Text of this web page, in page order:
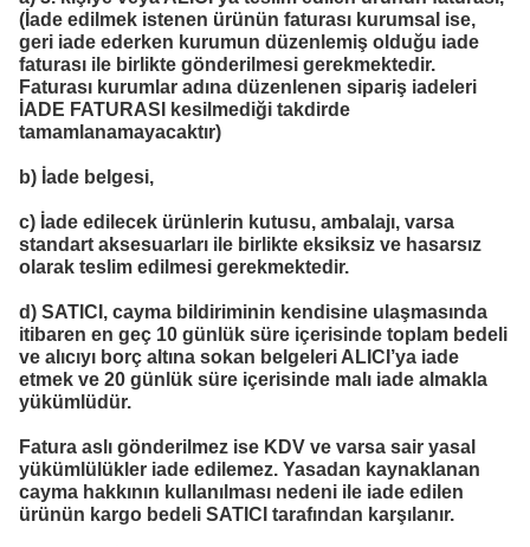
(İade edilmek istenen ürünün faturası kurumsal ise,
geri iade ederken kurumun düzenlemiş olduğu iade
faturası ile birlikte gönderilmesi gerekmektedir.
Faturası kurumlar adına düzenlenen sipariş iadeleri
İADE FATURASI kesilmediği takdirde
tamamlanamayacaktır)
b) İade belgesi,
c) İade edilecek ürünlerin kutusu, ambalajı, varsa
standart aksesuarları ile birlikte eksiksiz ve hasarsız
olarak teslim edilmesi gerekmektedir.
d) SATICI, cayma bildiriminin kendisine ulaşmasında
itibaren en geç 10 günlük süre içerisinde toplam bedeli
ve alıcıyı borç altına sokan belgeleri ALICI’ya iade
etmek ve 20 günlük süre içerisinde malı iade almakla
yükümlüdür.
Fatura aslı gönderilmez ise KDV ve varsa sair yasal
yükümlülükler iade edilemez. Yasadan kaynaklanan
cayma hakkının kullanılması nedeni ile iade edilen
ürünün kargo bedeli SATICI tarafından karşılanır.